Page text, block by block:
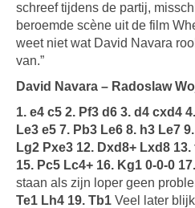
schreef tijdens de partij,
beroemde scène uit de film
weet niet wat David Navara
van.”
David Navara – Radoslaw
1. e4 c5 2. Pf3 d6 3. d4 cxd4
Le3 e5 7. Pb3 Le6 8. h3 Le7
Lg2 Pxe3 12. Dxd8+ Lxd8
15. Pc5 Lc4+ 16. Kg1 0-0-0
staan als zijn loper geen
Te1 Lh4 19. Tb1 Veel later